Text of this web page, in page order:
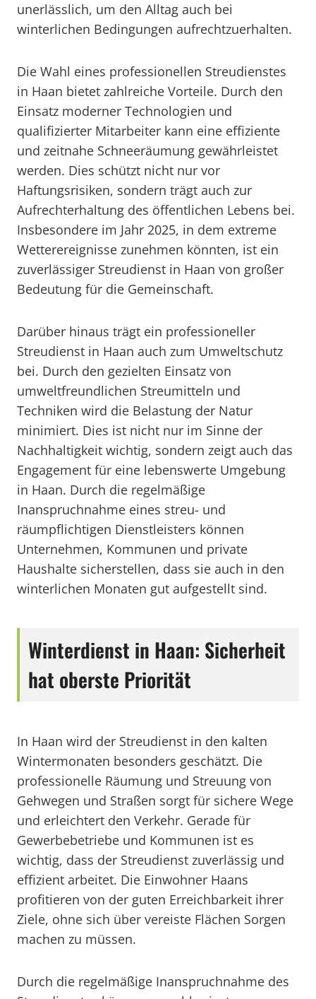
unerlässlich, um den Alltag auch bei
winterlichen Bedingungen aufrechtzuerhalten.
Die Wahl eines professionellen Streudienstes
in Haan bietet zahlreiche Vorteile. Durch den
Einsatz moderner Technologien und
qualifizierter Mitarbeiter kann eine effiziente
und zeitnahe Schneeräumung gewährleistet
werden. Dies schützt nicht nur vor
Haftungsrisiken, sondern trägt auch zur
Aufrechterhaltung des öffentlichen Lebens bei.
Insbesondere im Jahr 2025, in dem extreme
Wetterereignisse zunehmen könnten, ist ein
zuverlässiger Streudienst in Haan von großer
Bedeutung für die Gemeinschaft.
Darüber hinaus trägt ein professioneller
Streudienst in Haan auch zum Umweltschutz
bei. Durch den gezielten Einsatz von
umweltfreundlichen Streumitteln und
Techniken wird die Belastung der Natur
minimiert. Dies ist nicht nur im Sinne der
Nachhaltigkeit wichtig, sondern zeigt auch das
Engagement für eine lebenswerte Umgebung
in Haan. Durch die regelmäßige
Inanspruchnahme eines streu- und
räumpflichtigen Dienstleisters können
Unternehmen, Kommunen und private
Haushalte sicherstellen, dass sie auch in den
winterlichen Monaten gut aufgestellt sind.
Winterdienst in Haan: Sicherheit
hat oberste Priorität
In Haan wird der Streudienst in den kalten
Wintermonaten besonders geschätzt. Die
professionelle Räumung und Streuung von
Gehwegen und Straßen sorgt für sichere Wege
und erleichtert den Verkehr. Gerade für
Gewerbebetriebe und Kommunen ist es
wichtig, dass der Streudienst zuverlässig und
effizient arbeitet. Die Einwohner Haans
profitieren von der guten Erreichbarkeit ihrer
Ziele, ohne sich über vereiste Flächen Sorgen
machen zu müssen.
Durch die regelmäßige Inanspruchnahme des